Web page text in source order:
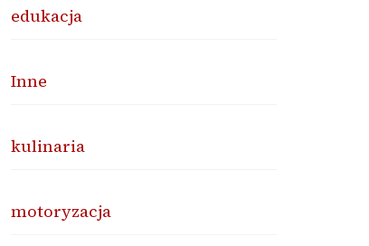
edukacja
Inne
kulinaria
motoryzacja